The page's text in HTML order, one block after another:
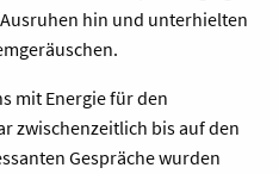
hin und unterhielten
mit Energie für den
zwischenzeitlich bis auf den
Gespräche wurden